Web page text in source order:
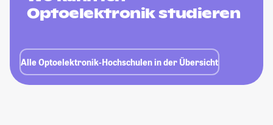
Optoelektronik studieren
Alle Optoelektronik-Hochschulen in der Übersicht